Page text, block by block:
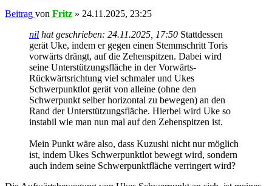
Beitrag von Fritz » 24.11.2025, 23:25
nil hat geschrieben: 24.11.2025, 17:50 Stattdessen
gerät Uke, indem er gegen einen Stemmschritt Toris
vorwärts drängt, auf die Zehenspitzen. Dabei wird
seine Unterstützungsfläche in der Vorwärts-
Rückwärtsrichtung viel schmaler und Ukes
Schwerpunktlot gerät von alleine (ohne den
Schwerpunkt selber horizontal zu bewegen) an den
Rand der Unterstützungsfläche. Hierbei wird Uke so
instabil wie man nun mal auf den Zehenspitzen ist.
Mein Punkt wäre also, dass Kuzushi nicht nur möglich
ist, indem Ukes Schwerpunktlot bewegt wird, sondern
auch indem seine Schwerpunktfläche verringert wird?